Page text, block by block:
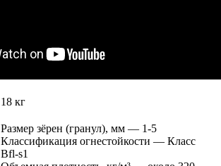
18 кг
Размер зёрен (гранул), мм — 1-5
Классификация огнестойкости — Класс
Bfl-s1